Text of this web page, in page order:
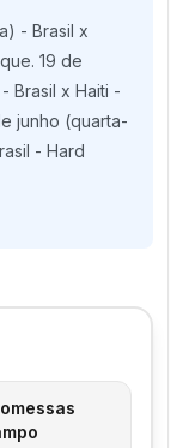
- Brasil x
19 de
Brasil x Haiti -
junho (quarta-
- Hard